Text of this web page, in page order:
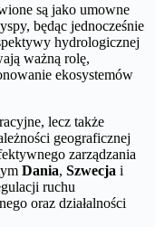
są jako umowne
będąc jednocześnie
hydrologicznej
ważną rolę,
ekosystemów
lecz także
geograficznej
zarządzania
Dania, Szwecja i
ruchu
oraz działalności